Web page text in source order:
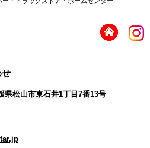
せ
松山市東石井1丁目7番13号